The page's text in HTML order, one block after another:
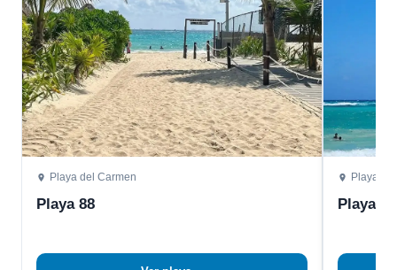
Playa del Carmen
Playa 88
Playa
Playa 72